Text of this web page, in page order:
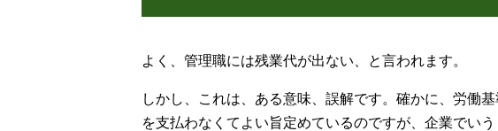
よく、管理職には残業代が出ない、と言われます。
しかし、これは、ある意味、誤解です。確かに、労働基
を支払わなくてよい旨定めているのですが、企業でいう